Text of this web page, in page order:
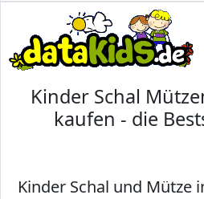
Kinder Schal
kaufen - die
Kinder Schal und Mütze